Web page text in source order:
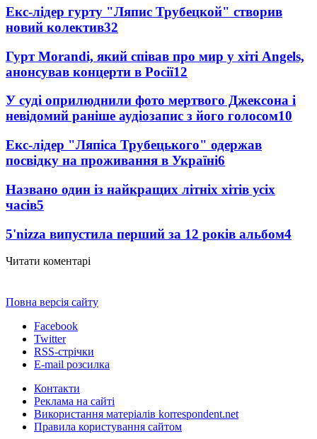
Екс-лідер гурту "Ляпис Трубецкой" створив
новий колектив32
Гурт Morandi, який співав про мир у хіті Angels,
анонсував концерти в Росії12
У суді оприлюднили фото мертвого Джексона і
невідомий раніше аудіозапис з його голосом10
Екс-лідер "Ляпіса Трубецького" одержав
посвідку на проживання в Україні6
Названо один із найкращих літніх хітів усіх
часів5
5'nizza випустила перший за 12 років альбом4
Читати коментарі
Повна версія сайту
Facebook
Twitter
RSS-стрічки
E-mail розсилка
Контакти
Реклама на сайті
Використання матеріалів korrespondent.net
Правила користування сайтом